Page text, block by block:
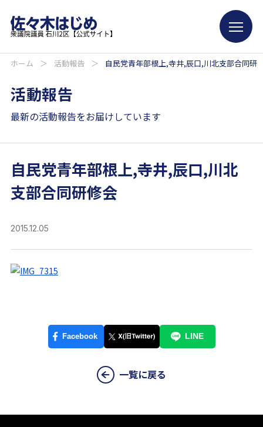
ホーム ＞ 活動報告 ＞ 自民党青年部根上,寺井,辰口,川北支部合同研
活動報告
最新の活動報告をお届けしています
自民党青年部根上,寺井,辰口,川北
支部合同研修会
2015.12.05
一覧に戻る